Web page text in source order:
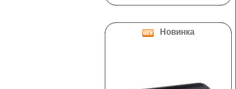
Новинка